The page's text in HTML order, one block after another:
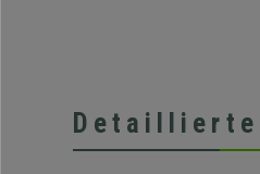
Detaillierte